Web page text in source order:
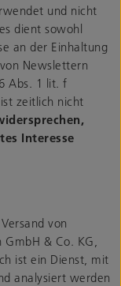
und nicht
dient sowohl
an der Einhaltung
Newslettern
Abs. 1 lit. f
zeitlich nicht
Interesse
von
& Co. KG,
ist ein Dienst, mit
analysiert werden